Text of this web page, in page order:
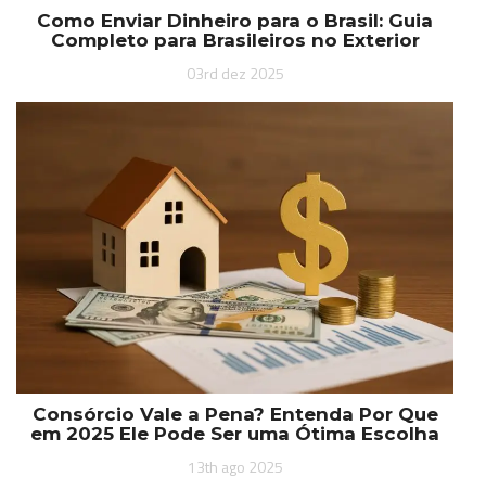
Como Enviar Dinheiro para o Brasil: Guia
Completo para Brasileiros no Exterior
03rd dez 2025
Consórcio Vale a Pena? Entenda Por Que
em 2025 Ele Pode Ser uma Ótima Escolha
13th ago 2025